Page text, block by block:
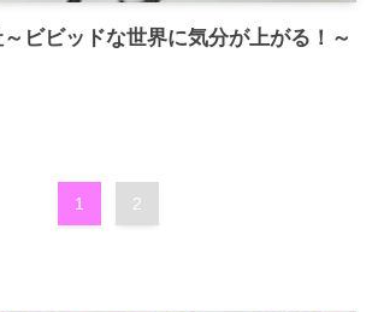
ビビッドな世界に気分が上がる！～
1 2